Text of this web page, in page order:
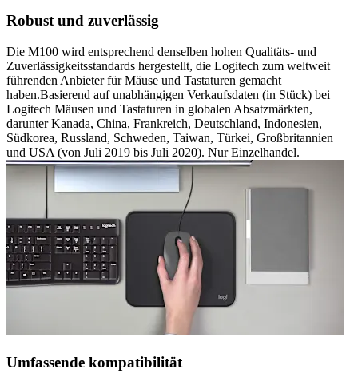
Robust und zuverlässig
Die M100 wird entsprechend denselben hohen Qualitäts- und
Zuverlässigkeitsstandards hergestellt, die Logitech zum weltweit
führenden Anbieter für Mäuse und Tastaturen gemacht
haben.Basierend auf unabhängigen Verkaufsdaten (in Stück) bei
Logitech Mäusen und Tastaturen in globalen Absatzmärkten,
darunter Kanada, China, Frankreich, Deutschland, Indonesien,
Südkorea, Russland, Schweden, Taiwan, Türkei, Großbritannien
und USA (von Juli 2019 bis Juli 2020). Nur Einzelhandel.
Umfassende kompatibilität